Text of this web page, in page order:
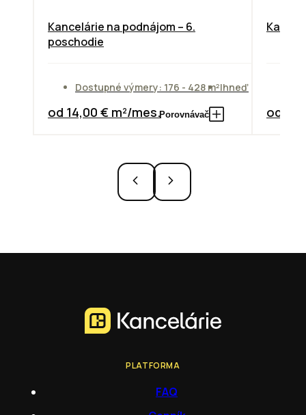
Kancelárie na podnájom – 6.
poschodie
Dostupné výmery: 176 - 428 m²Ihneď
od 14,00 € m²/mes.Porovnávač od
PLATFORMA
FAQ